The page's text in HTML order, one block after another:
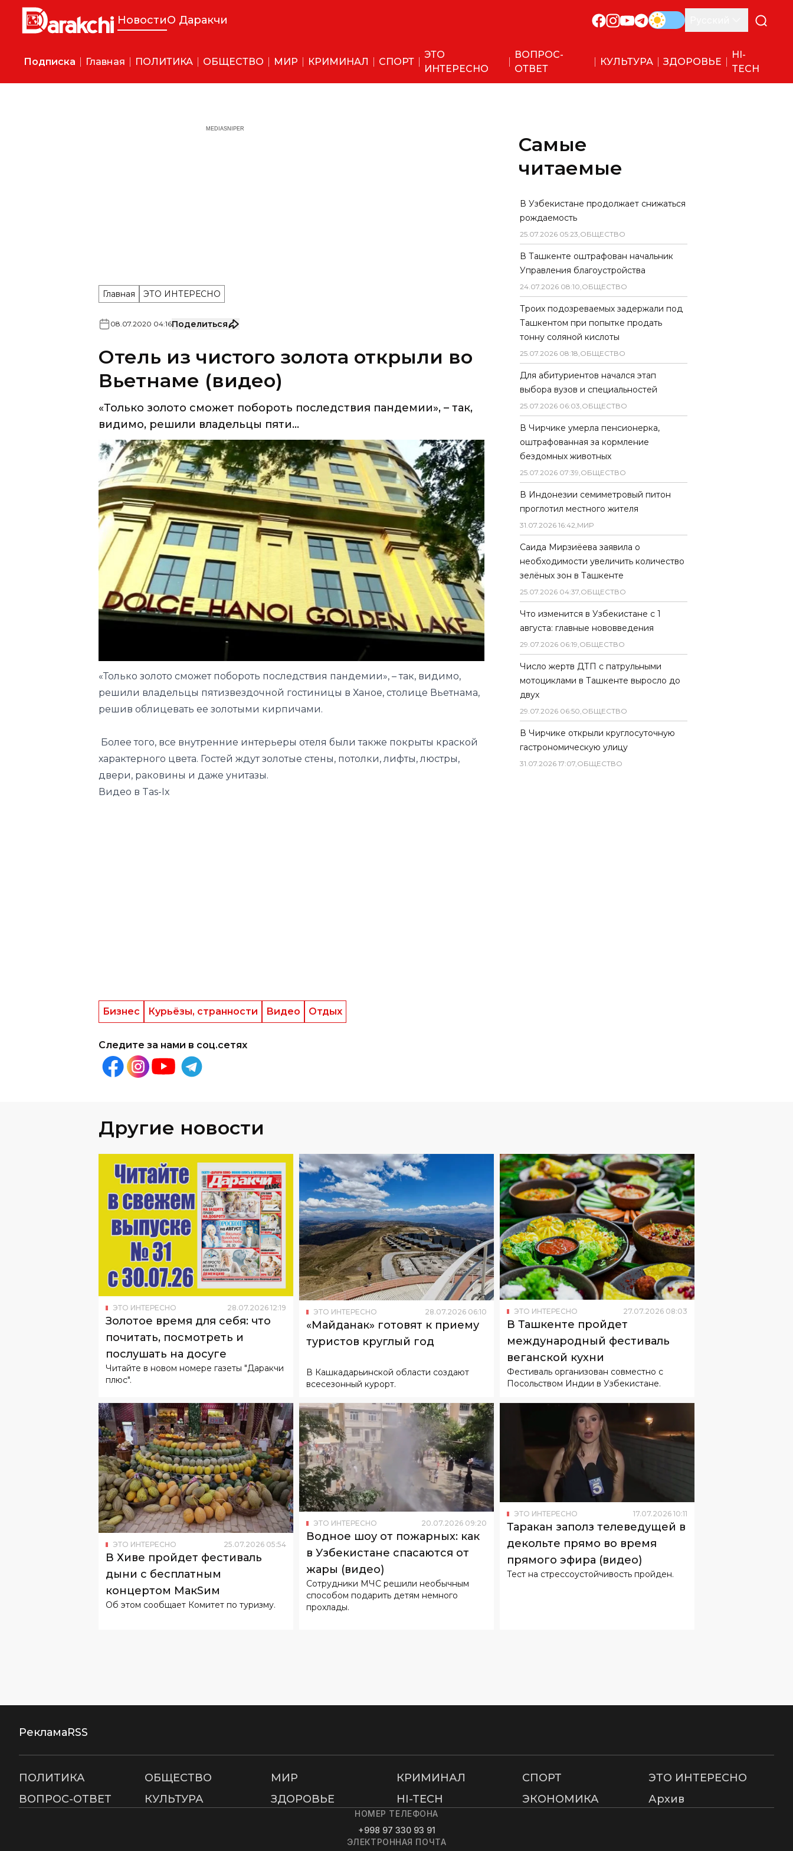
НовостиО Даракчи
Подписка Главная ПОЛИТИКА ОБЩЕСТВО МИР КРИМИНАЛ СПОРТ
ЭТО
ИНТЕРЕСНО
ВОПРОС-
ОТВЕТ
КУЛЬТУРА ЗДОРОВЬЕ
HI-
TECH
MEDIASNIPER
Главная ЭТО ИНТЕРЕСНО
08.07.2020 04:16Поделиться
Отель из чистого золота открыли во
Вьетнаме (видео)
«Только золото сможет побороть последствия пандемии», – так,
видимо, решили владельцы пяти...
«Только золото сможет побороть последствия пандемии», – так, видимо,
решили владельцы пятизвездочной гостиницы в Ханое, столице Вьетнама,
решив облицевать ее золотыми кирпичами.
Более того, все внутренние интерьеры отеля были также покрыты краской
характерного цвета. Гостей ждут золотые стены, потолки, лифты, люстры,
двери, раковины и даже унитазы.
Видео в Tas-Ix
Бизнес Курьёзы, странности Видео Отдых
Следите за нами в соц.сетях
Самые
читаемые
В Узбекистане продолжает снижаться
рождаемость
25.07.2026 05:23,ОБЩЕСТВО
В Ташкенте оштрафован начальник
Управления благоустройства
24.07.2026 08:10,ОБЩЕСТВО
Троих подозреваемых задержали под
Ташкентом при попытке продать
тонну соляной кислоты
25.07.2026 08:18,ОБЩЕСТВО
Для абитуриентов начался этап
выбора вузов и специальностей
25.07.2026 06:03,ОБЩЕСТВО
В Чирчике умерла пенсионерка,
оштрафованная за кормление
бездомных животных
25.07.2026 07:39,ОБЩЕСТВО
В Индонезии семиметровый питон
проглотил местного жителя
31.07.2026 16:42,МИР
Саида Мирзиёева заявила о
необходимости увеличить количество
зелёных зон в Ташкенте
25.07.2026 04:37,ОБЩЕСТВО
Что изменится в Узбекистане с 1
августа: главные нововведения
29.07.2026 06:19,ОБЩЕСТВО
Число жертв ДТП с патрульными
мотоциклами в Ташкенте выросло до
двух
29.07.2026 06:50,ОБЩЕСТВО
В Чирчике открыли круглосуточную
гастрономическую улицу
31.07.2026 17:07,ОБЩЕСТВО
Другие новости
ЭТО ИНТЕРЕСНО 28.07.2026 12:19
Золотое время для себя: что
почитать, посмотреть и
послушать на досуге
Читайте в новом номере газеты "Даракчи
плюс".
ЭТО ИНТЕРЕСНО 28.07.2026 06:10
«Майданак» готовят к приему
туристов круглый год
В Кашкадарьинской области создают
всесезонный курорт.
ЭТО ИНТЕРЕСНО 27.07.2026 08:03
В Ташкенте пройдет
международный фестиваль
веганской кухни
Фестиваль организован совместно с
Посольством Индии в Узбекистане.
ЭТО ИНТЕРЕСНО 25.07.2026 05:54
В Хиве пройдет фестиваль
дыни с бесплатным
концертом МакSим
Об этом сообщает Комитет по туризму.
ЭТО ИНТЕРЕСНО 20.07.2026 09:20
Водное шоу от пожарных: как
в Узбекистане спасаются от
жары (видео)
Сотрудники МЧС решили необычным
способом подарить детям немного
прохлады.
ЭТО ИНТЕРЕСНО 17.07.2026 10:11
Таракан заполз телеведущей в
декольте прямо во время
прямого эфира (видео)
Тест на стрессоустойчивость пройден.
РекламаRSS
ПОЛИТИКА ОБЩЕСТВО МИР КРИМИНАЛ СПОРТ
ЭТО ИНТЕРЕСНО
ВОПРОС-ОТВЕТ
КУЛЬТУРА ЗДОРОВЬЕ HI-TECH ЭКОНОМИКА Архив
НОМЕР ТЕЛЕФОНА
+998 97 330 93 91
ЭЛЕКТРОННАЯ ПОЧТА